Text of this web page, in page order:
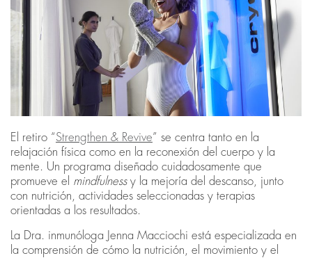
El retiro “Strengthen & Revive” se centra tanto en la
relajación física como en la reconexión del cuerpo y la
mente. Un programa diseñado cuidadosamente que
promueve el mindfulness y la mejoría del descanso, junto
con nutrición, actividades seleccionadas y terapias
orientadas a los resultados.
La Dra. inmunóloga Jenna Macciochi está especializada en
la comprensión de cómo la nutrición, el movimiento y el